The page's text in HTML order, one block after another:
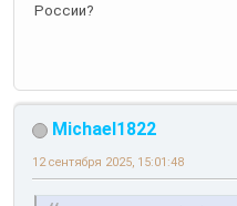
России?
Michael1822
12 сентября 2025, 15:01:48